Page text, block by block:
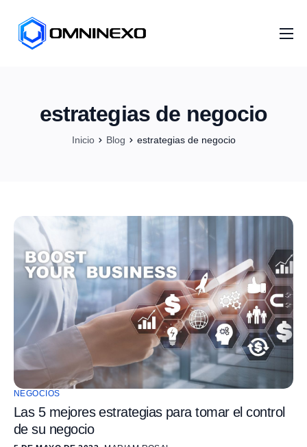
Servicios
Proyectos
estrategias de negocio
Inicio Blog estrategias de negocio
NEGOCIOS
Las 5 mejores estrategias para tomar el control
de su negocio